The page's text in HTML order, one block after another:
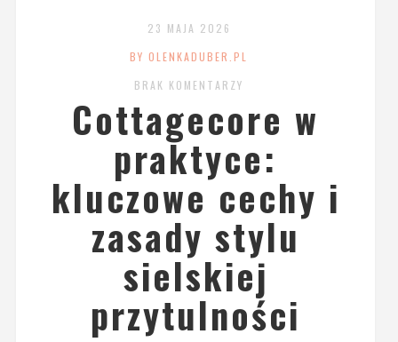
23 MAJA 2026
BY OLENKADUBER.PL
BRAK KOMENTARZY
Cottagecore w
praktyce:
kluczowe cechy i
zasady stylu
sielskiej
przytulności